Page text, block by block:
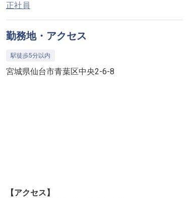
正社員
勤務地・アクセス
駅徒歩5分以内
宮城県仙台市青葉区中央2-6-8
【アクセス】